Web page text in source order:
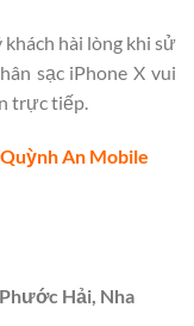
hài lòng khi sử
sạc iPhone X vui
trực tiếp.
Quỳnh An Mobile
Hải, Nha